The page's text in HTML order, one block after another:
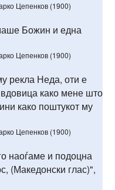
Цепенков (1900)
Божин и една
Цепенков (1900)
рекла Неда, оти е
вдовица како мене што
како поштукот му
Цепенков (1900)
наоѓаме и подоцна
(Македонски глас)",